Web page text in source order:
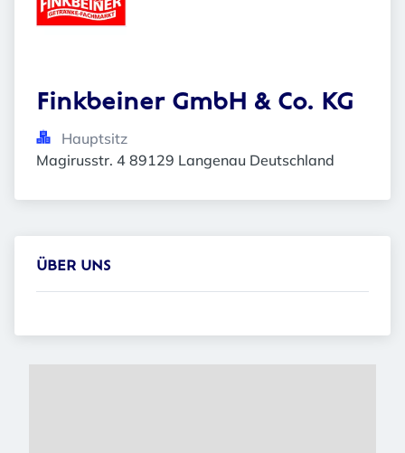
Finkbeiner GmbH & Co. KG
Hauptsitz
Magirusstr. 4 89129 Langenau Deutschland
ÜBER UNS